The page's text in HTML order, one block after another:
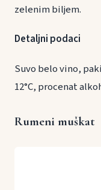
zelenim biljem.
Detaljni podaci
Suvo belo vino,
12°C, procenat
Rumeni muškat